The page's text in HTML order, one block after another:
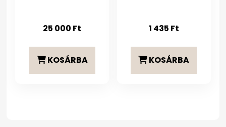
25 000 Ft
KOSÁRBA
1 435 Ft
KOSÁRBA